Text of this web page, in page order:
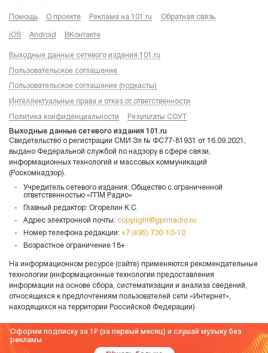
Помощь О проекте Реклама на 101.ru Обратная связь
iOS Android ВКонтакте
Выходные данные сетевого издания 101.ru
Пользовательское соглашение
Пользовательское соглашение (подкасты)
Интеллектуальные права и отказ от ответственности
Политика конфиденциальности Результаты СОУТ
Выходные данные сетевого издания 101.ru
Свидетельство о регистрации СМИ Эл № ФС77-81931 от 16.09.2021,
выдано Федеральной службой по надзору в сфере связи,
информационных технологий и массовых коммуникаций
(Роскомнадзор).
Учредитель сетевого издания: Общество с ограниченной
ответственностью «ГПМ Радио»
Главный редактор: Огорелин К.С.
Адрес электронной почты: copyright@gpmradio.ru
Номер телефона редакции: +7 (495) 730-10-10
Возрастное ограничение 18+
На информационном ресурсе (сайте) применяются рекомендательные
технологии (информационные технологии предоставления
информации на основе сбора, систематизации и анализа сведений,
относящихся к предпочтениям пользователей сети «Интернет»,
находящихся на территории Российской Федерации)
Оформи подписку за 1
(за первый месяц) и слушай музыку без
рекламы